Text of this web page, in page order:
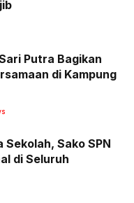
Putra Bagikan
di Kampung
Sako SPN
di Seluruh